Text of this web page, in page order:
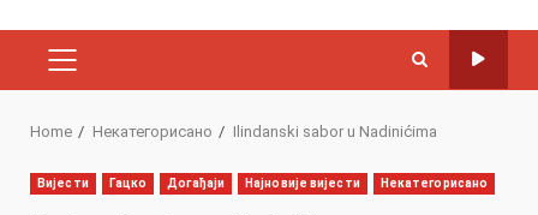
PRIMARY
Home Некатегорисано Ilindanski sabor u Nadinićima
Вијести Гацко Догађаји Најновије вијести Некатегорисано